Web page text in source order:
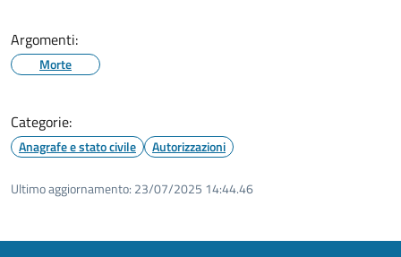
Argomenti:
Morte
Categorie:
Anagrafe e stato civile Autorizzazioni
Ultimo aggiornamento: 23/07/2025 14:44.46